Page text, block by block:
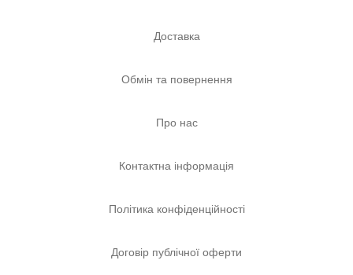
Доставка
Обмін та повернення
Про нас
Контактна інформація
Політика конфіденційності
Договір публічної оферти